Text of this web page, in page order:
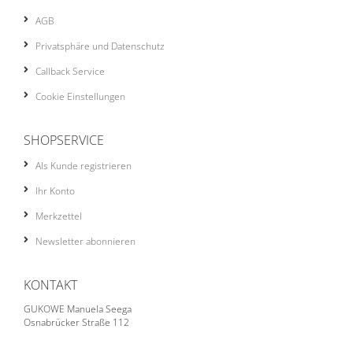
AGB
Privatsphäre und Datenschutz
Callback Service
Cookie Einstellungen
SHOPSERVICE
Als Kunde registrieren
Ihr Konto
Merkzettel
Newsletter abonnieren
KONTAKT
GUKOWE Manuela Seega
Osnabrücker Straße 112